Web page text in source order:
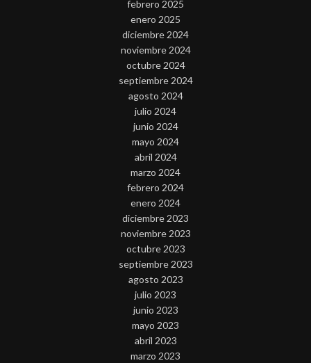
febrero 2025
enero 2025
diciembre 2024
noviembre 2024
octubre 2024
septiembre 2024
agosto 2024
julio 2024
junio 2024
mayo 2024
abril 2024
marzo 2024
febrero 2024
enero 2024
diciembre 2023
noviembre 2023
octubre 2023
septiembre 2023
agosto 2023
julio 2023
junio 2023
mayo 2023
abril 2023
marzo 2023